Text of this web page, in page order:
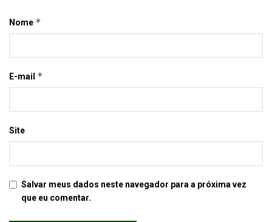
Nome *
E-mail *
Site
Salvar meus dados neste navegador para a próxima vez
que eu comentar.